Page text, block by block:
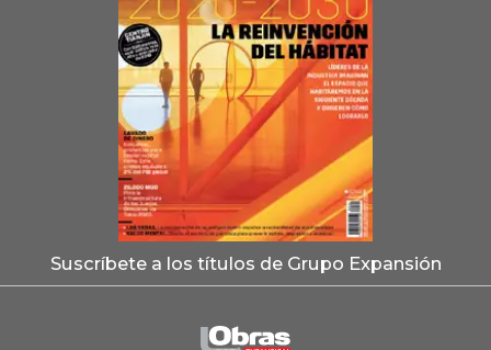
Suscríbete a los títulos de Grupo Expansión